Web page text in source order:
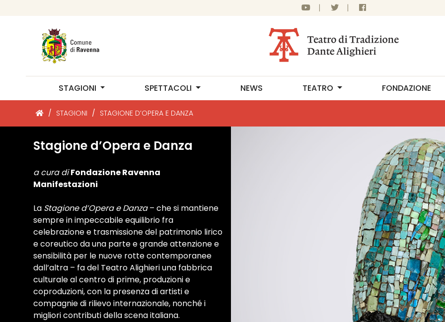
| |
STAGIONI SPETTACOLI NEWS TEATRO FONDAZIONE
/ STAGIONI / STAGIONE D’OPERA E DANZA
Stagione d’Opera e Danza
a cura di Fondazione Ravenna
Manifestazioni
La Stagione d’Opera e Danza– che si mantiene
sempre in impeccabile equilibrio fra
celebrazione e trasmissione del patrimonio lirico
e coreutico da una parte e grande attenzione e
sensibilità per le nuove rotte contemporanee
dall’altra – fa del Teatro Alighieri una fabbrica
culturale al centro di prime, produzioni e
coproduzioni, con la presenza di artisti e
compagnie di rilievo internazionale, nonché i
migliori contributi della scena italiana.